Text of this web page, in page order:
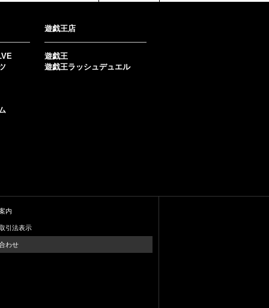
遊戯王店
遊戯王
遊戯王ラッシュデュエル
内
引法表示
わせ